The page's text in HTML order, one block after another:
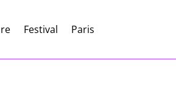
Festival Paris